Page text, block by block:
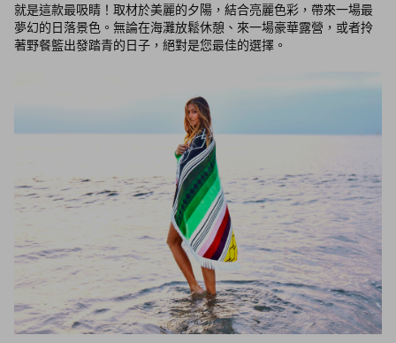
就是這款最吸睛！取材於美麗的夕陽，結合亮麗色彩，帶來一場最
夢幻的日落景色。無論在海灘放鬆休憩、來一場豪華露營，或者拎
著野餐籃出發踏青的日子，絕對是您最佳的選擇。